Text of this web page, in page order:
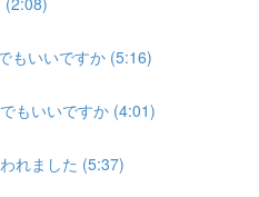
もいいですか (5:16)
もいいですか (4:01)
れました (5:37)